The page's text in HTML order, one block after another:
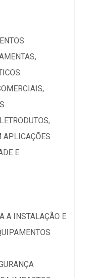
APLICAÇÕES
E
A INSTALAÇÃO E